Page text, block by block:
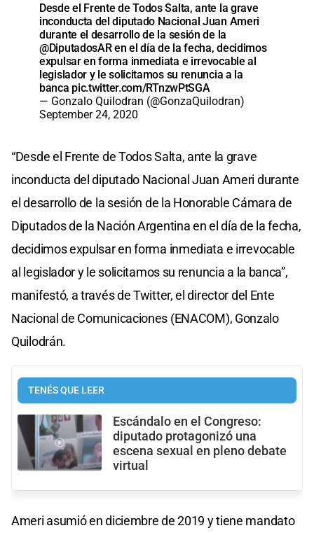
Desde el Frente de Todos Salta, ante la grave
inconducta del diputado Nacional Juan Ameri
durante el desarrollo de la sesión de la
@DiputadosARen el día de la fecha, decidimos
expulsar en forma inmediata e irrevocable al
legislador y le solicitamos su renuncia a la
banca pic.twitter.com/RTnzwPtSGA
— Gonzalo Quilodran (@GonzaQuilodran)
September 24, 2020
“Desde el Frente de Todos Salta, ante la grave
inconducta del diputado Nacional Juan Ameri durante
el desarrollo de la sesión de la Honorable Cámara de
Diputados de la Nación Argentina en el día de la fecha,
decidimos expulsar en forma inmediata e irrevocable
al legislador y le solicitamos su renuncia a la banca”,
manifestó, a través de Twitter, el director del Ente
Nacional de Comunicaciones (ENACOM), Gonzalo
Quilodrán.
TENÉS QUE LEER
Escándalo en el Congreso:
diputado protagonizó una
escena sexual en pleno debate
virtual
Ameri asumió en diciembre de 2019 y tiene mandato